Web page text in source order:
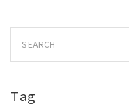
for:
Tag